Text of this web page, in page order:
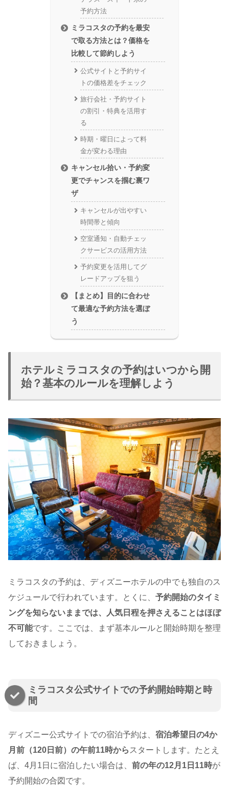
予約方法
ミラコスタの予約を最安
で取る方法とは？価格を
比較して節約しよう
公式サイトと予約サイ
トの価格差をチェック
旅行会社・予約サイト
の割引・特典を活用す
る
時期・曜日によって料
金が変わる理由
キャンセル拾い・予約変
更でチャンスを掴む裏ワ
ザ
キャンセルが出やすい
時間帯と傾向
空室通知・自動チェッ
クサービスの活用方法
予約変更を活用してグ
レードアップを狙う
【まとめ】目的に合わせ
て最適な予約方法を選ぼ
う
ホテルミラコスタの予約はいつから開
始？基本のルールを理解しよう
ミラコスタの予約は、ディズニーホテルの中でも独自のス
ケジュールで行われています。とくに、 予約開始のタイミ
ングを知らないままでは、人気日程を押さえることはほぼ
不可能です。ここでは、まず基本ルールと開始時期を整理
しておきましょう。
ミラコスタ公式サイトでの予約開始時期と時
間
ディズニー公式サイトでの宿泊予約は、 宿泊希望日の4か
月前（120日前）の午前11時から スタートします。たとえ
ば、4月1日に宿泊したい場合は、 前の年の12月1日11時が
予約開始の合図です。